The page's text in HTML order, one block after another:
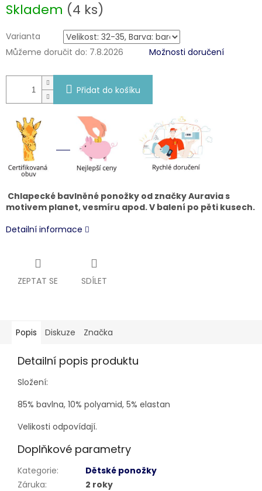
cena:
Skladem (4 ks)
Varianta
Můžeme doručit do: 7.8.2026 Možnosti doručení
Přidat do košíku
Chlapecké bavlněné ponožky od značky Auravia s
motivem planet, vesmíru apod. V balení po pěti kusech.
Detailní informace
ZEPTAT SE SDÍLET
Popis Diskuze Značka
Detailní popis produktu
Složení:
85% bavlna, 10% polyamid, 5% elastan
Velikosti odpovídají.
Doplňkové parametry
Kategorie:
Dětské ponožky
Záruka:
2 roky